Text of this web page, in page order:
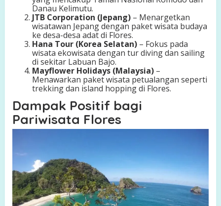
Danau Kelimutu.
JTB Corporation (Jepang) – Menargetkan
wisatawan Jepang dengan paket wisata budaya
ke desa-desa adat di Flores.
Hana Tour (Korea Selatan) – Fokus pada
wisata ekowisata dengan tur diving dan sailing
di sekitar Labuan Bajo.
Mayflower Holidays (Malaysia) –
Menawarkan paket wisata petualangan seperti
trekking dan island hopping di Flores.
Dampak Positif bagi
Pariwisata Flores